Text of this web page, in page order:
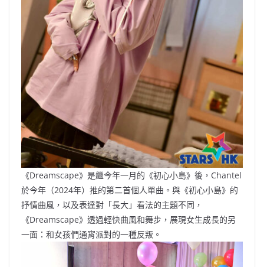
《Dreamscape》是繼今年一月的《初心小島》後，Chantel
於今年（2024年）推的第二首個人單曲。與《初心小島》的
抒情曲風，以及表達對「長大」看法的主題不同，
《Dreamscape》透過輕快曲風和舞步，展現女生成長的另
一面：和女孩們通宵派對的一種反叛。